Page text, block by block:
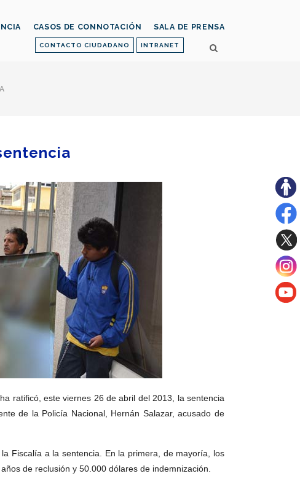
CONTACTO CIUDADANO INTRANET
CASOS DE CONNOTACIÓN SALA DE PRENSA
ratificó, este viernes 26 de abril del 2013, la sentencia
de la Policía Nacional, Hernán Salazar, acusado de
Fiscalía a la sentencia. En la primera, de mayoría, los
de reclusión y 50.000 dólares de indemnización.